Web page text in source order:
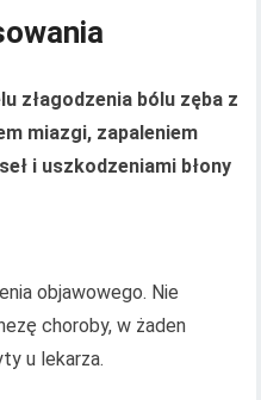
złagodzenia bólu zęba z
miazgi, zapaleniem
i uszkodzeniami błony
objawowego. Nie
choroby, w żaden
u lekarza.